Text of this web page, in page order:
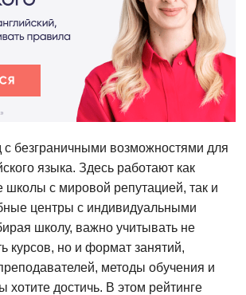
безграничными возможностями для
языка. Здесь работают как
с мировой репутацией, так и
центры с индивидуальными
школу, важно учитывать не
курсов, но и формат занятий,
методы обучения и
хотите достичь. В этом рейтинге